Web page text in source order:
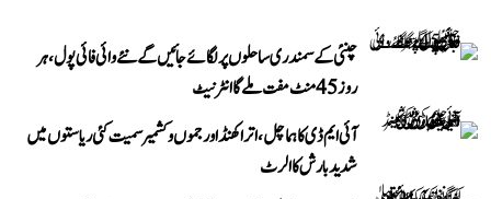
چنئی کے سمندری ساحلوں پر لگائے جائیں گے نئے وائی فائی پول، ہر
روز 45 منٹ مفت ملے گا انٹرنیٹ
آئی ایم ڈی کا ہماچل، اتراکھنڈ اور جموں و کشمیر سمیت کئی ریاستوں میں
شدید بارش کا الرٹ